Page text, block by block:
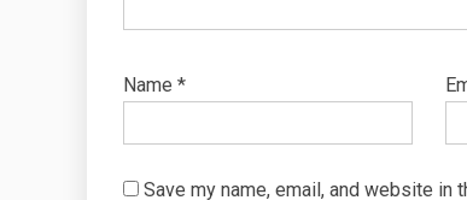
Name *
Save my name, email, and website